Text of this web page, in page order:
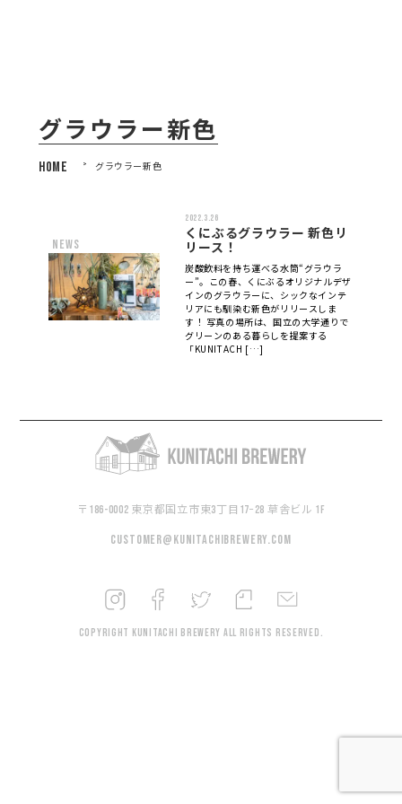
グラウラー新色
HOME > グラウラー新色
news
2022.3.26
くにぶるグラウラー 新色リ
リース！
炭酸飲料を持ち運べる水筒“グラウラ
ー”。この春、くにぶるオリジナルデザ
インのグラウラーに、シックなインテ
リアにも馴染む新色がリリースしま
す！ 写真の場所は、国立の大学通りで
グリーンのある暮らしを提案する
「KUNITACH […]
〒186-0002 東京都国立市東3丁目17−28 草舎ビル 1F
customer@kunitachibrewery.com
Copyright KUNITACHI BREWERY All rights reserved.